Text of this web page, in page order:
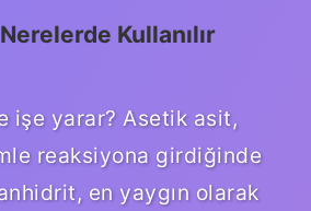
Kullanılır
işe yarar? Asetik asit,
reaksiyona girdiğinde
en yaygın olarak